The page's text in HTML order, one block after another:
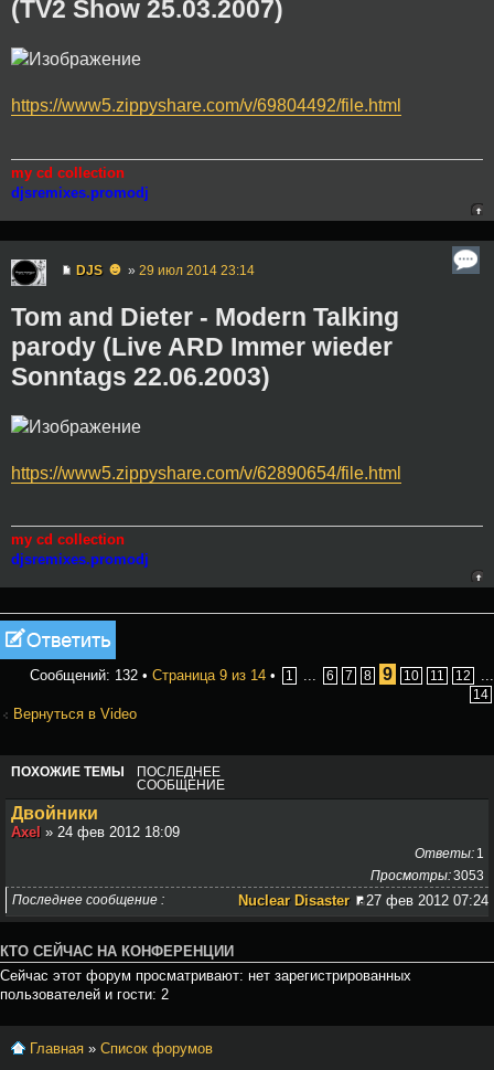
(TV2 Show 25.03.2007)
https://www5.zippyshare.com/v/69804492/file.html
my cd collection
djsremixes.promodj
DJS ☻ » 29 июл 2014 23:14
Tom and Dieter - Modern Talking
parody (Live ARD Immer wieder
Sonntags 22.06.2003)
https://www5.zippyshare.com/v/62890654/file.html
my cd collection
djsremixes.promodj
Ответить
Сообщений: 132 • Страница 9 из 14 • 1 ... 6 7 8 9 10 11 12 ...
14
Вернуться в Video
ПОХОЖИЕ ТЕМЫ
ПОСЛЕДНЕЕ
СООБЩЕНИЕ
Двойники
Axel » 24 фев 2012 18:09
1
Ответы
3053
Просмотры
Последнее сообщение
Nuclear Disaster 27 фев 2012 07:24
КТО СЕЙЧАС НА КОНФЕРЕНЦИИ
Сейчас этот форум просматривают: нет зарегистрированных
пользователей и гости: 2
Главная » Список форумов